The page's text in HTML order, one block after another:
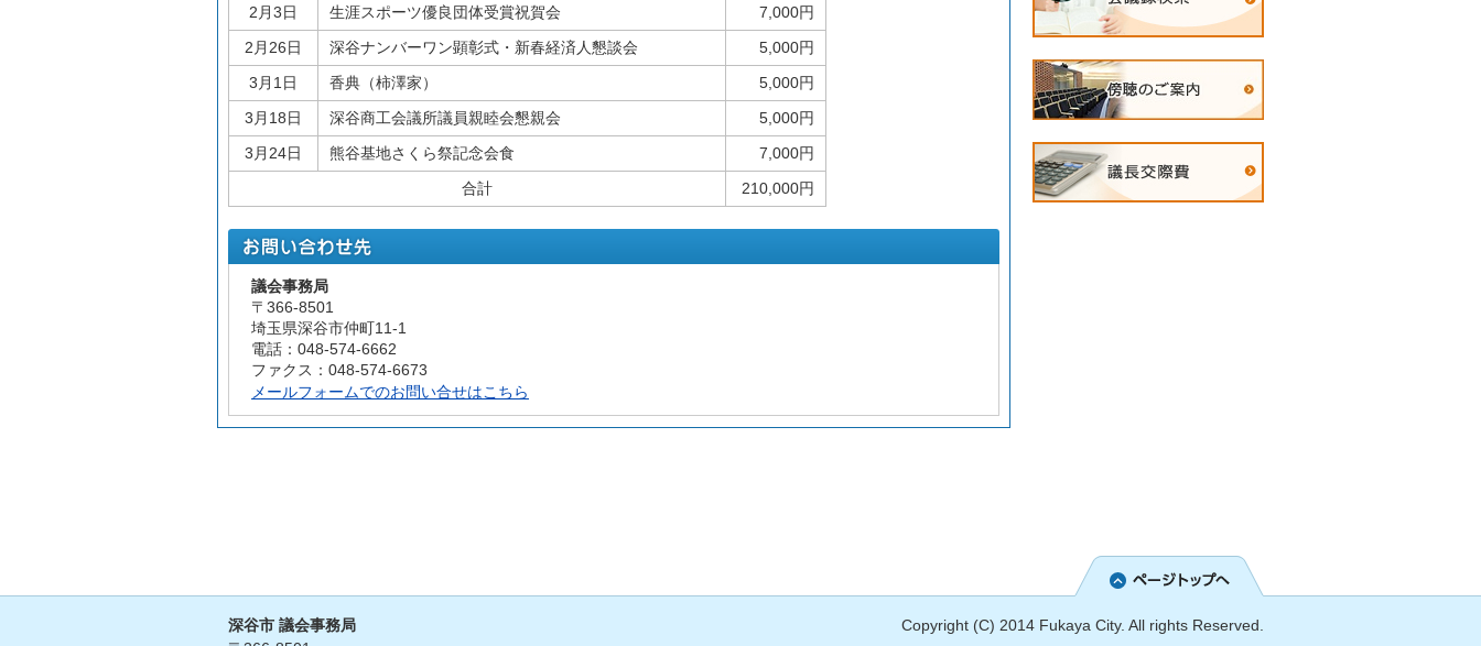
2月3日
生涯スポーツ優良団体受賞祝賀会
7,000円
2月26日
深谷ナンバーワン顕彰式・新春経済人懇談会
5,000円
3月1日
香典（柿澤家）
5,000円
3月18日
深谷商工会議所議員親睦会懇親会
5,000円
3月24日
熊谷基地さくら祭記念会食
7,000円
合計
210,000円
議会事務局
〒366-8501
埼玉県深谷市仲町11-1
電話：048-574-6662
ファクス：048-574-6673
メールフォームでのお問い合せはこちら
深谷市 議会事務局
Copyright (C) 2014 Fukaya City. All rights Reserved.